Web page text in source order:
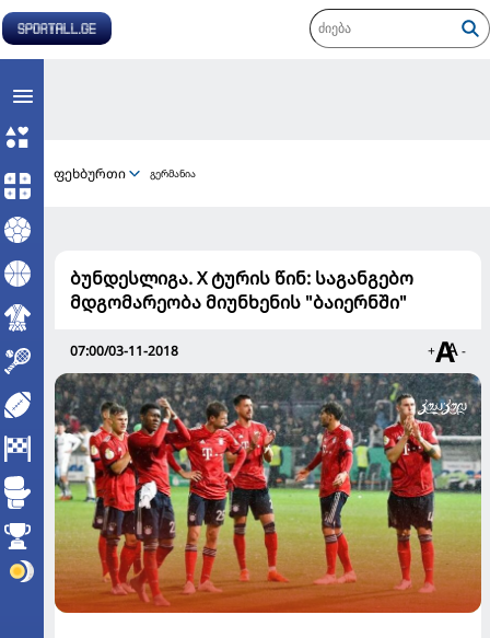
ფეხბურთი გერმანია
ბუნდესლიგა. X ტურის წინ: საგანგებო
მდგომარეობა მიუნხენის "ბაიერნში"
07:00/03-11-2018 + -